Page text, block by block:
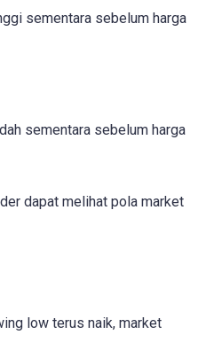
sementara sebelum harga
sementara sebelum harga
dapat melihat pola market
low terus naik, market